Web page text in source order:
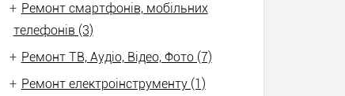
+ Ремонт смартфонів, мобільних
телефонів (3)
+ Ремонт ТВ, Аудіо, Відео, Фото (7)
+ Ремонт електроінструменту (1)